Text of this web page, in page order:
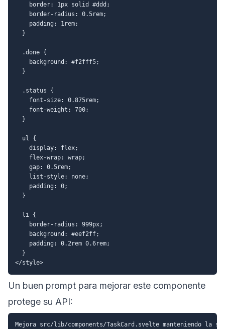
    border: 1px solid #ddd;
    border-radius: 0.5rem;
    padding: 1rem;
  }
  .done {
    background: #f2fff5;
  }
  .status {
    font-size: 0.875rem;
    font-weight: 700;
  }
  ul {
    display: flex;
    flex-wrap: wrap;
    gap: 0.5rem;
    list-style: none;
    padding: 0;
  }
  li {
    border-radius: 999px;
    background: #eef2ff;
    padding: 0.2rem 0.6rem;
  }
Un buen prompt para mejorar este componente
protege su API:
Mejora src/lib/components/TaskCard.svelte manteniendo la